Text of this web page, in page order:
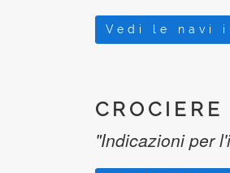
Vedi le navi
CROCIERE
"Indicazioni per